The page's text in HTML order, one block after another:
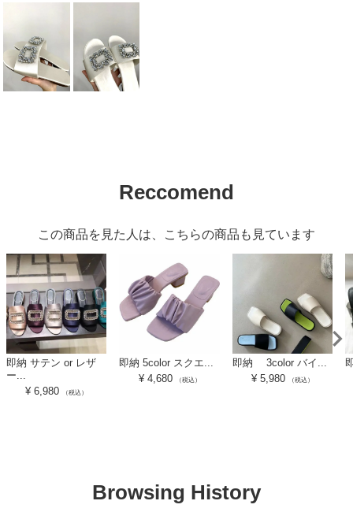
Reccomend
この商品を見た人は、こちらの商品も見ています
即納 サテン or レザ
ー...
¥ 6,980 （税込）
即納 5color スクエ...
¥ 4,680 （税込）
即納 3color バイ...
¥ 5,980 （税込）
Browsing History